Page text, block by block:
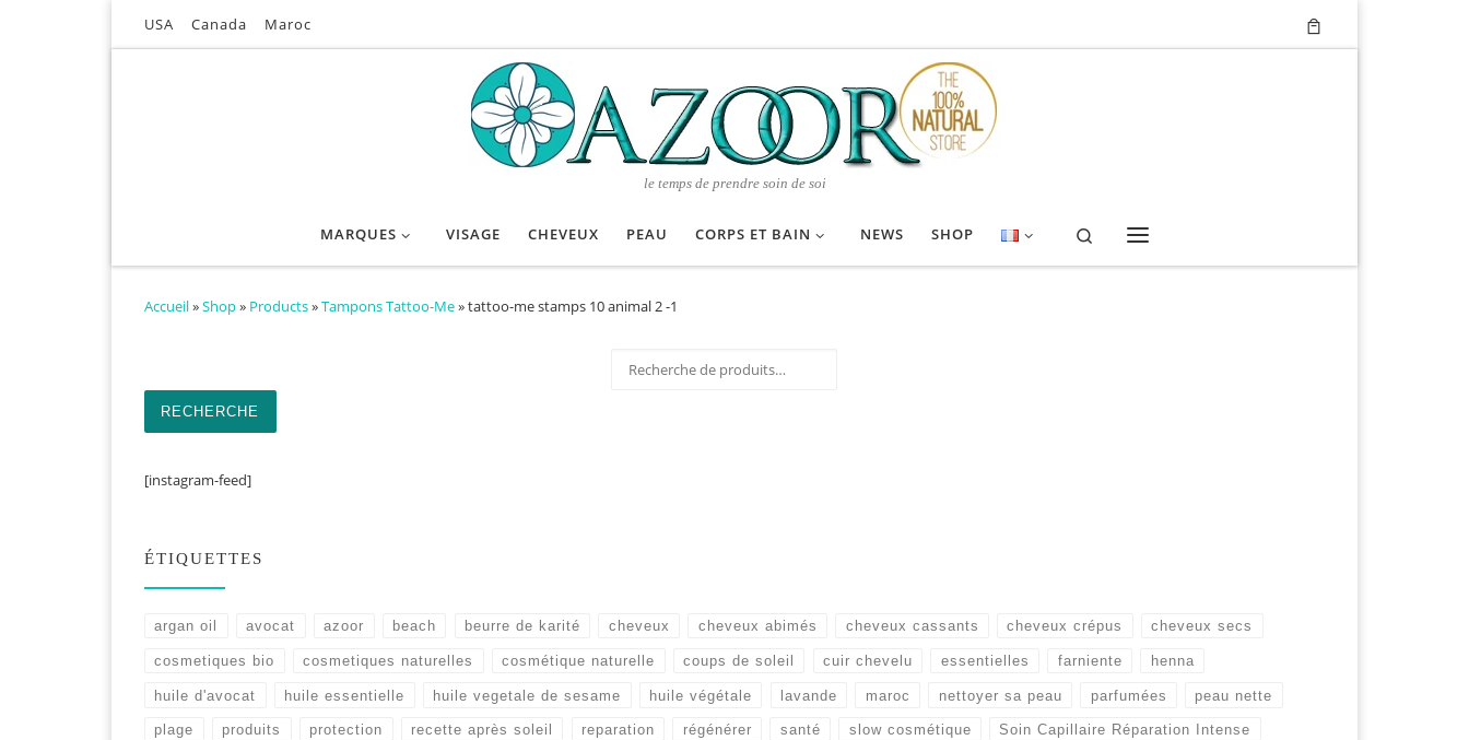
Passer au contenu
USA Canada Maroc
le temps de prendre soin de soi
MARQUES VISAGE CHEVEUX PEAU CORPS ET BAIN NEWS SHOP
Search
Accueil»Shop» Products»Tampons Tattoo-Me»tattoo-me stamps 10 animal 2 -1
RECHERCHE
[instagram-feed]
ÉTIQUETTES
argan oil avocat azoor beach beurre de karité cheveux cheveux abimés cheveux cassants cheveux crépus cheveux secs
cosmetiques bio cosmetiques naturelles cosmétique naturelle coups de soleil cuir chevelu essentielles farniente henna
huile d'avocat huile essentielle huile vegetale de sesame huile végétale lavande maroc nettoyer sa peau parfumées peau nette
plage produits protection recette après soleil reparation régénérer santé slow cosmétique Soin Capillaire Réparation Intense